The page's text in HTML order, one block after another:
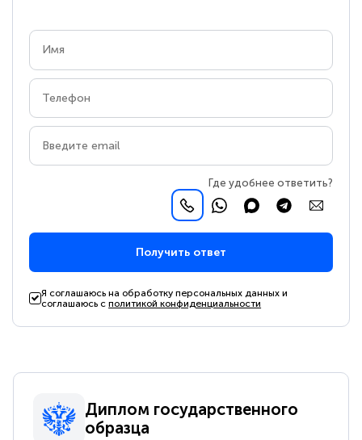
Где удобнее ответить?
Получить ответ
Я соглашаюсь на обработку персональных данных и
соглашаюсь сполитикой конфиденциальности
Диплом государственного
образца